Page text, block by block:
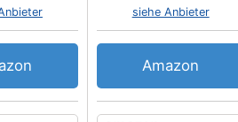
siehe Anbieter
Amazon